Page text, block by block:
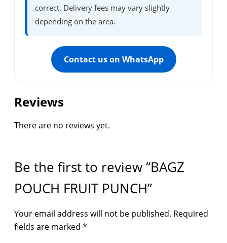
correct. Delivery fees may vary slightly
depending on the area.
Contact us on WhatsApp
Reviews
There are no reviews yet.
Be the first to review “BAGZ
POUCH FRUIT PUNCH”
Your email address will not be published. Required
fields are marked *